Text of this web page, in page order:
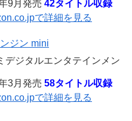
9月発売 42タイトル収録
で詳細を見る
ジン mini
デジタルエンタテインメン
3月発売 58タイトル収録
で詳細を見る